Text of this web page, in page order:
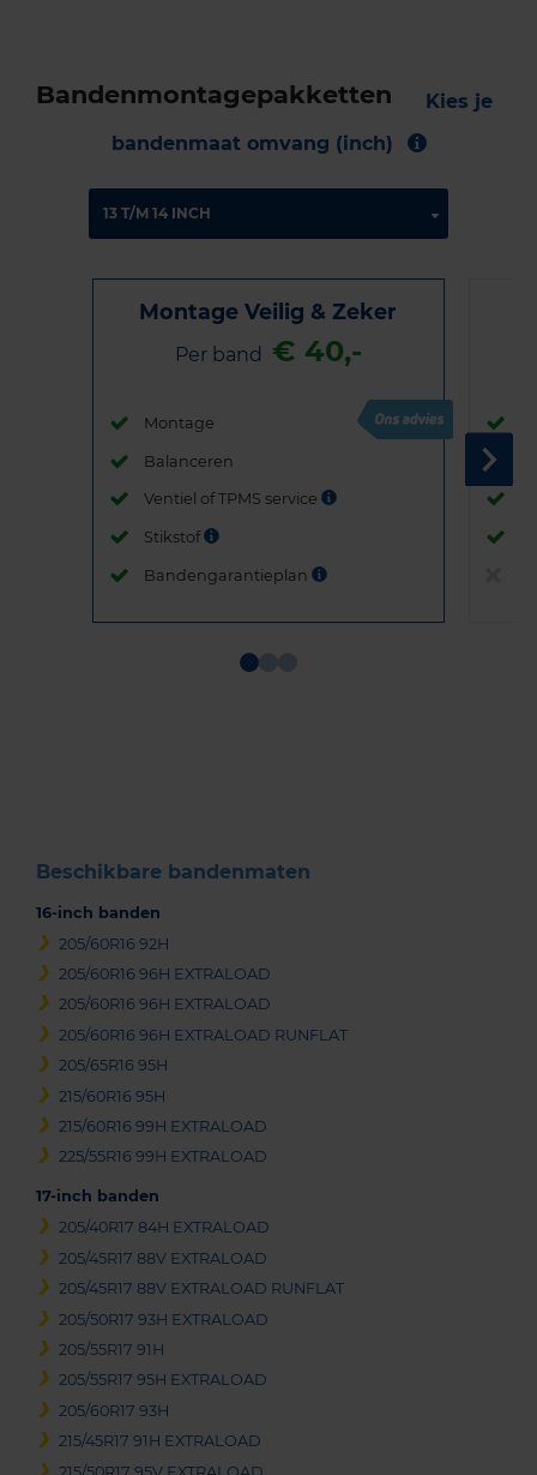
Bandenmontagepakketten
Kies je
bandenmaat omvang (inch)
Montage Veilig & Zeker
Per band € 40,-
Montage
Balanceren
Ventiel of TPMS service
Stikstof
Bandengarantieplan
Beschikbare bandenmaten
16-inch banden
205/60R16 92H
205/60R16 96H EXTRALOAD
205/60R16 96H EXTRALOAD
205/60R16 96H EXTRALOAD RUNFLAT
205/65R16 95H
215/60R16 95H
215/60R16 99H EXTRALOAD
225/55R16 99H EXTRALOAD
17-inch banden
205/40R17 84H EXTRALOAD
205/45R17 88V EXTRALOAD
205/45R17 88V EXTRALOAD RUNFLAT
205/50R17 93H EXTRALOAD
205/55R17 91H
205/55R17 95H EXTRALOAD
205/60R17 93H
215/45R17 91H EXTRALOAD